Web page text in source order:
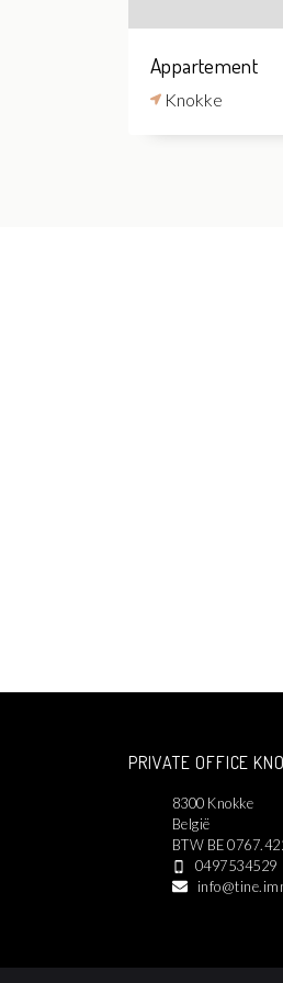
Appartement
Knokke
PRIVATE OFFICE
8300 Knokke
België
BTW BE
0497534529